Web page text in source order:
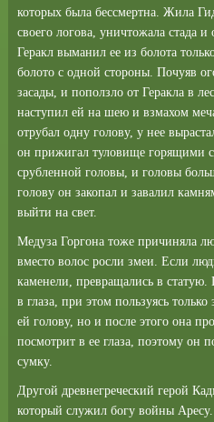
которых была бессмертна. Жила
своего логова, уничтожала стада и
Геракл выманил ее из болота
болото с одной стороны. Почуяв
засады, и поползло от Геракла в
наступил ей на шею и взмахом
отрубал одну голову, у нее
он прижигал туловище горящими
срубленной головы, и головы
голову он закопал и завалил
выйти на свет.
Медуза Горгона тоже причиняла
вместо волос росли змеи. Если
каменели, превращались в статую.
в глаза, при этом пользуясь
ей голову, но и после этого она
посмотрит в ее глаза, поэтому он
сумку.
Другой древнегреческий герой
который служил богу войны